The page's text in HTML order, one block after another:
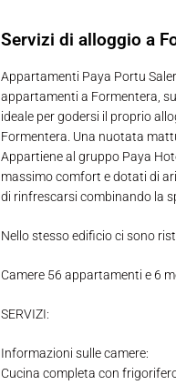
Servizi di alloggio a
Appartamenti Paya Portu
appartamenti a Formentera,
ideale per godersi il proprio
Formentera. Una nuotata
Appartiene al gruppo Paya
massimo comfort e dotati di
di rinfrescarsi combinando la
Nello stesso edificio ci sono
Camere 56 appartamenti e 6
SERVIZI:
Informazioni sulle camere:
Cucina completa con